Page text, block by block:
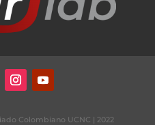
Colombiano UCNC | 2022